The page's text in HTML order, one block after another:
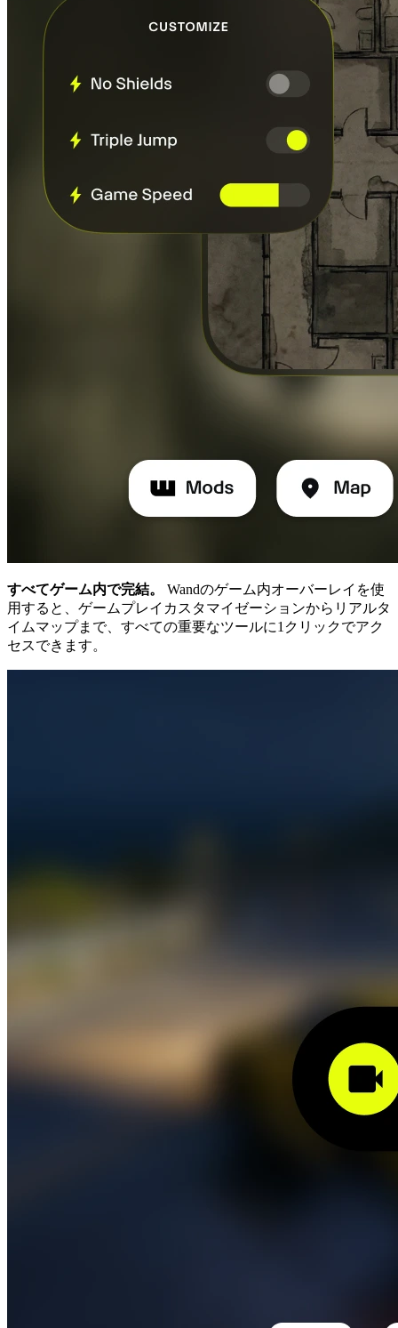
すべてゲーム内で完結。
Wandのゲーム内オーバーレイを使
用すると、ゲームプレイカスタマイゼーションからリアルタ
イムマップまで、すべての重要なツールに1クリックでアク
セスできます。